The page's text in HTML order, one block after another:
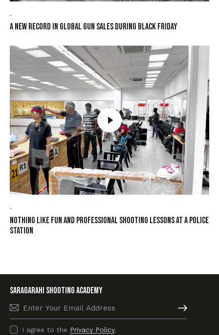
.
A new record in global gun sales during Black Friday
.
Nothing like fun and professional shooting lessons at a police
station
SARAGARAHI Shooting academy
Subscribe
I agree to the Privacy Policy.